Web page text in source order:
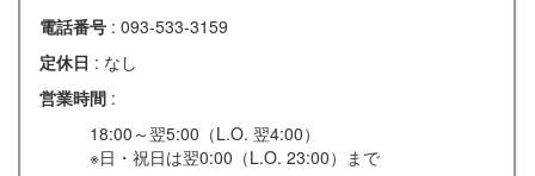
電話番号 : 093-533-3159
定休日 : なし
営業時間 :
18:00～翌5:00（L.O. 翌4:00）
※日・祝日は翌0:00（L.O. 23:00）まで